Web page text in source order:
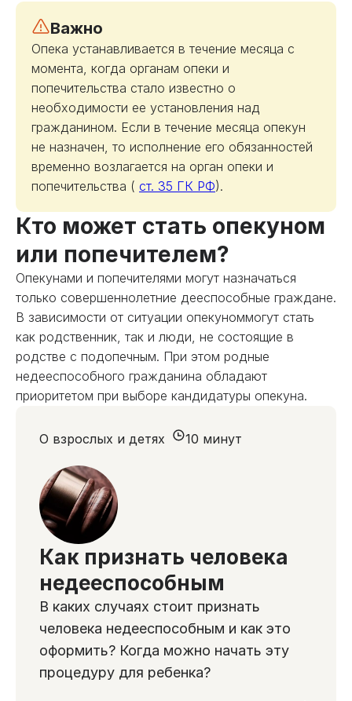
Важно
Опека устанавливается в течение месяца с
момента, когда органам опеки и
попечительства стало известно о
необходимости ее установления над
гражданином. Если в течение месяца опекун
не назначен, то исполнение его обязанностей
временно возлагается на орган опеки и
попечительства ( ст. 35 ГК РФ).
Кто может стать опекуном
или попечителем?
Опекунами и попечителями могут назначаться
только совершеннолетние дееспособные граждане.
В зависимости от ситуации опекуноммогут стать
как родственник, так и люди, не состоящие в
родстве с подопечным. При этом родные
недееспособного гражданина обладают
приоритетом при выборе кандидатуры опекуна.
Как признать человека
недееспособным
В каких случаях стоит признать
человека недееспособным и как это
оформить? Когда можно начать эту
процедуру для ребенка?
О взрослых и детях 10 минут